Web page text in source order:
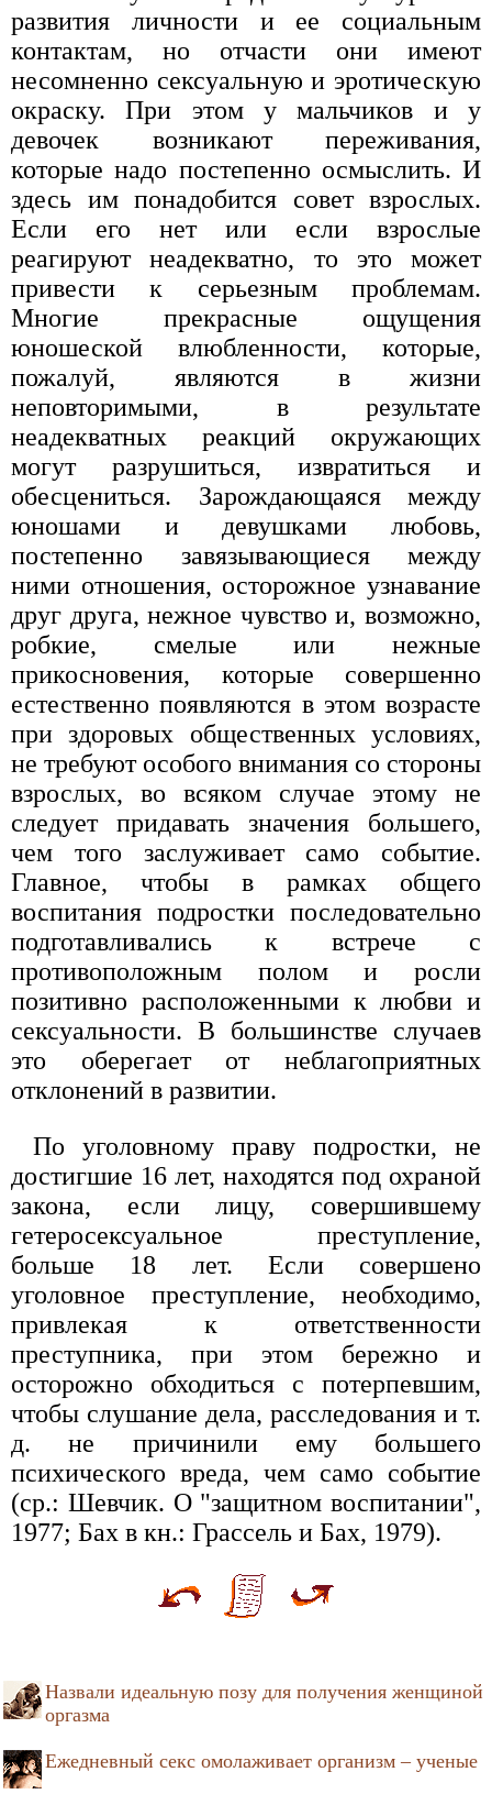
развития личности и ее социальным
контактам, но отчасти они имеют
несомненно сексуальную и эротическую
окраску. При этом у мальчиков и у
девочек возникают переживания,
которые надо постепенно осмыслить. И
здесь им понадобится совет взрослых.
Если его нет или если взрослые
реагируют неадекватно, то это может
привести к серьезным проблемам.
Многие прекрасные ощущения
юношеской влюбленности, которые,
пожалуй, являются в жизни
неповторимыми, в результате
неадекватных реакций окружающих
могут разрушиться, извратиться и
обесцениться. Зарождающаяся между
юношами и девушками любовь,
постепенно завязывающиеся между
ними отношения, осторожное узнавание
друг друга, нежное чувство и, возможно,
робкие, смелые или нежные
прикосновения, которые совершенно
естественно появляются в этом возрасте
при здоровых общественных условиях,
не требуют особого внимания со стороны
взрослых, во всяком случае этому не
следует придавать значения большего,
чем того заслуживает само событие.
Главное, чтобы в рамках общего
воспитания подростки последовательно
подготавливались к встрече с
противоположным полом и росли
позитивно расположенными к любви и
сексуальности. В большинстве случаев
это оберегает от неблагоприятных
отклонений в развитии.
По уголовному праву подростки, не
достигшие 16 лет, находятся под охраной
закона, если лицу, совершившему
гетеросексуальное преступление,
больше 18 лет. Если совершено
уголовное преступление, необходимо,
привлекая к ответственности
преступника, при этом бережно и
осторожно обходиться с потерпевшим,
чтобы слушание дела, расследования и т.
д. не причинили ему большего
психического вреда, чем само событие
(ср.: Шевчик. О "защитном воспитании",
1977; Бах в кн.: Грассель и Бах, 1979).
Назвали идеальную позу для получения женщиной
оргазма
Ежедневный секс омолаживает организм – ученые